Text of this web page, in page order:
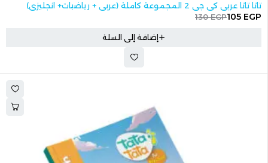
تاتا تاتا عربي كي جي 2 المجموعة كاملة (عربي + رياضيات+ انجليزي)
130EGP105EGP
إضافة إلى السلة